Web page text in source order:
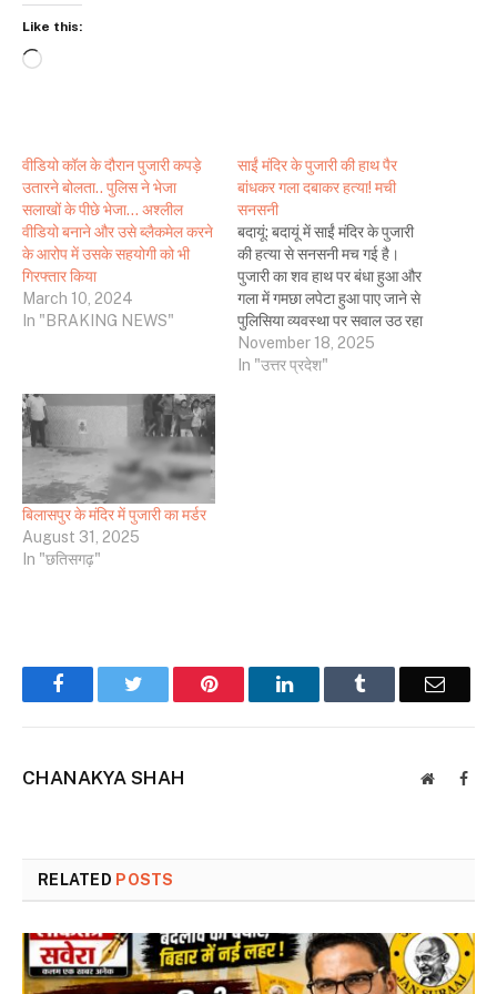
Like this:
Loading…
वीडियो कॉल के दौरान पुजारी कपड़े
उतारने बोलता.. पुलिस ने भेजा
सलाखों के पीछे भेजा… अश्लील
वीडियो बनाने और उसे ब्लैकमेल करने
के आरोप में उसके सहयोगी को भी
गिरफ्तार किया
March 10, 2024
In "BRAKING NEWS"
साईं मंदिर के पुजारी की हाथ पैर
बांधकर गला दबाकर हत्या! मची
सनसनी
बदायूं: बदायूं में साईं मंदिर के पुजारी
की हत्या से सनसनी मच गई है।
पुजारी का शव हाथ पर बंधा हुआ और
गला में गमछा लपेटा हुआ पाए जाने से
पुलिसिया व्यवस्था पर सवाल उठ रहा
है। इसका कारण यह बताया जा रहा है
कि यह वारदात शहर की नवादा…
November 18, 2025
In "उत्तर प्रदेश"
बिलासपुर के मंदिर में पुजारी का मर्डर
August 31, 2025
In "छतिसगढ़"
FacebookTwitter Pinterest LinkedInTumblr Email
CHANAKYA SHAH Website
RELATED POSTS